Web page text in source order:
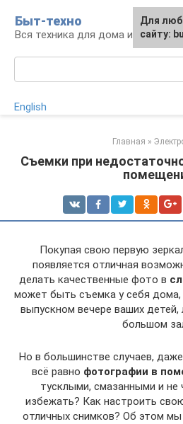
контенту
Быт-техно
Вся техника для дома и сада
English
Главная »
Съемки при
Покупая свою первую
появляется отличная
делать качественные фото в
может быть съемка у себя дома,
выпускном вечере ваших
большом
Но в большинстве случаев,
всё равно фотографии в
тусклыми, смазанными и не
избежать? Как настроить
отличных снимков? Об этом мы
Для
сайту: